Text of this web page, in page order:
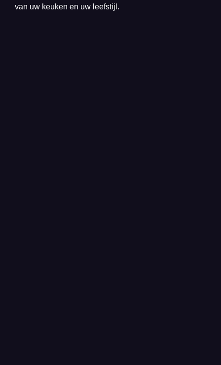
van uw keuken en uw leefstijl.